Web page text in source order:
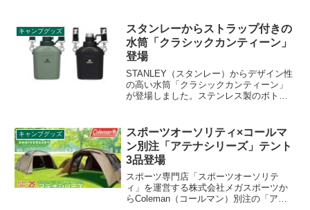
コテント2との比較、オプション商品の詳
細と合わせてレビューします。
キャンプグッズ
スタンレーからストラップ付きの
水筒「クラシックカンティーン」
登場
STANLEY（スタンレー）からデザイン性
の高い水筒「クラシックカンティーン」
が登場しました。ステンレス製のボトル
です。詳細をレビューします。
キャンプグッズ
スポーツオーソリティ×コールマ
ン別注「アテナシリーズ」テント
3品登場
スポーツ専門店「スポーツオーソリテ
ィ」を運営する株式会社メガスポーツか
らColeman（コールマン）別注の「アテ